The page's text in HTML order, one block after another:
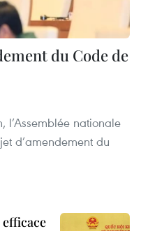
du Code de
l’Assemblée nationale
d’amendement du